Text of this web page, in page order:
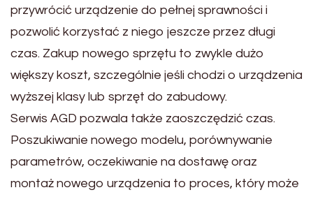
przywrócić urządzenie do pełnej sprawności i
pozwolić korzystać z niego jeszcze przez długi
czas. Zakup nowego sprzętu to zwykle dużo
większy koszt, szczególnie jeśli chodzi o urządzenia
wyższej klasy lub sprzęt do zabudowy.
Serwis AGD pozwala także zaoszczędzić czas.
Poszukiwanie nowego modelu, porównywanie
parametrów, oczekiwanie na dostawę oraz
montaż nowego urządzenia to proces, który może